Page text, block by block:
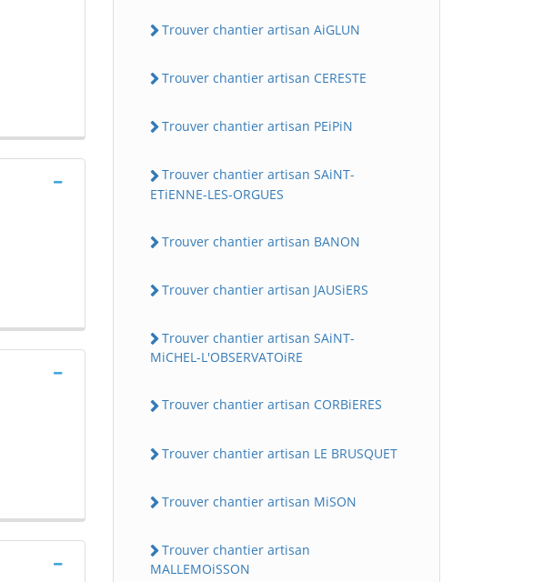
Trouver chantier artisan AiGLUN
Trouver chantier artisan CERESTE
Trouver chantier artisan PEiPiN
Trouver chantier artisan SAiNT-
ETiENNE-LES-ORGUES
Trouver chantier artisan BANON
Trouver chantier artisan JAUSiERS
Trouver chantier artisan SAiNT-
MiCHEL-L'OBSERVATOiRE
Trouver chantier artisan CORBiERES
Trouver chantier artisan LE BRUSQUET
Trouver chantier artisan MiSON
Trouver chantier artisan
MALLEMOiSSON